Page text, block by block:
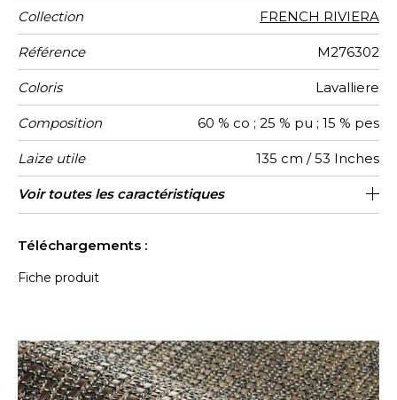
Collection FRENCH RIVIERA
Référence M276302
Coloris Lavalliere
Composition 60 % co ; 25 % pu ; 15 % pes
Laize utile 135 cm / 53 Inches
Sens De large
Poids g/m² 860
Performance
Accoustique
aw - 0.15
Usage
Entretien
Pays
d'origine
Italie
Voir toutes les caractéristiques
Téléchargements :
Fiche produit